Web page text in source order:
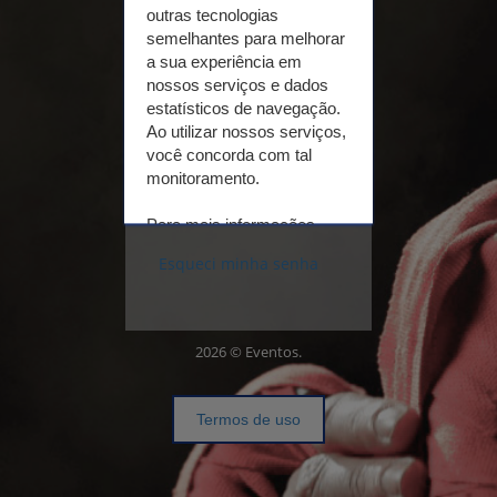
Nãotenho
cadastro
Realizar cadastro
Esqueci minha senha
2026 © Eventos.
Termos de uso
outras tecnologias
semelhantes para melhorar
a sua experiência em
nossos serviços e dados
estatísticos de navegação.
Ao utilizar nossos serviços,
você concorda com tal
monitoramento.
Para mais informações,
Uso e Política de
Aceitar